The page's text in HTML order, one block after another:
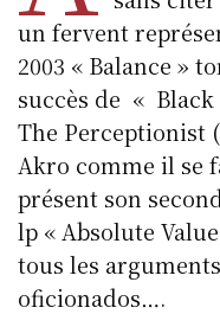
un fervent
2003 « Balance »
succès de « Black
The Perceptionist
Akro comme il se
présent son
lp « Absolute
tous les
oficionados….